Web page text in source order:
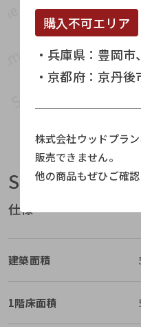
Specification
仕様
建築面積
1階床面積
購入不可エリア
・兵庫県： 豊岡市
・京都府： 京丹後
株式会社ウッドプラ
販売できません。
他の商品もぜひご確認